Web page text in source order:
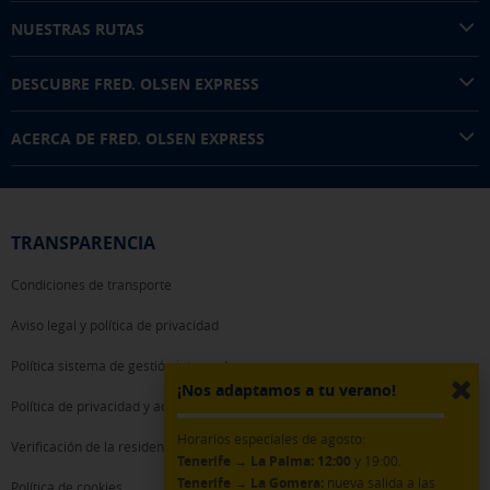
¡Nos adaptamos a tu verano!
Horarios especiales de agosto:
Tenerife → La Palma: 12:00 y 19:00.
Tenerife → La Gomera: nueva salida a las
NUESTRAS RUTAS
DESCUBRE FRED. OLSEN EXPRESS
ACERCA DE FRED. OLSEN EXPRESS
TRANSPARENCIA
Condiciones de transporte
Aviso legal y política de privacidad
Política sistema de gestión integrado
Política de privacidad y acceso WiFi
Verificación de la residencia